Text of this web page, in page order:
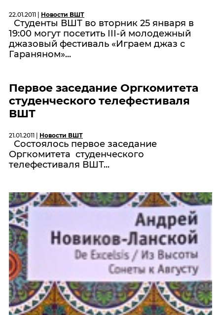
22.01.2011 | Новости ВШТ
Студенты ВШТ во вторник 25 января в
19:00 могут посетить III-й молодежный
джазовый фестиваль «Играем джаз с
Гараняном»...
Первое заседание Оргкомитета
студенческого телефестиваля
ВШТ
21.01.2011 | Новости ВШТ
Состоялось первое заседание
Оргкомитета студенческого
телефестиваля ВШТ...